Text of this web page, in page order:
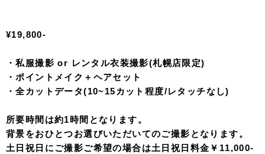
¥19,800-
・私服撮影 or レンタル衣装撮影(札幌店限定)
・ポイントメイク＋ヘアセット
・全カットデータ(10~15カット程度/レタッチなし)
所要時間は約1時間となります。
背景をおひとつお選びいただいてのご撮影となります。
土日祝日にご撮影ご希望の場合は土日祝日料金￥11,000-